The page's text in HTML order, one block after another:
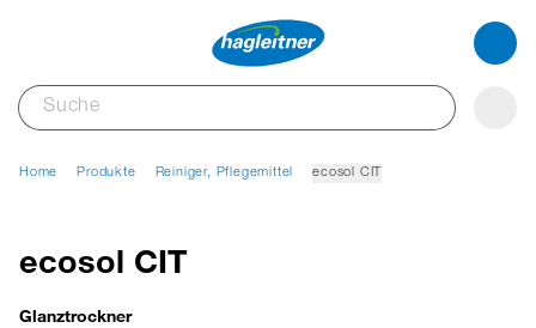
Home Produkte Reiniger, Pflegemittel ecosol CIT
ecosol CIT
Glanztrockner